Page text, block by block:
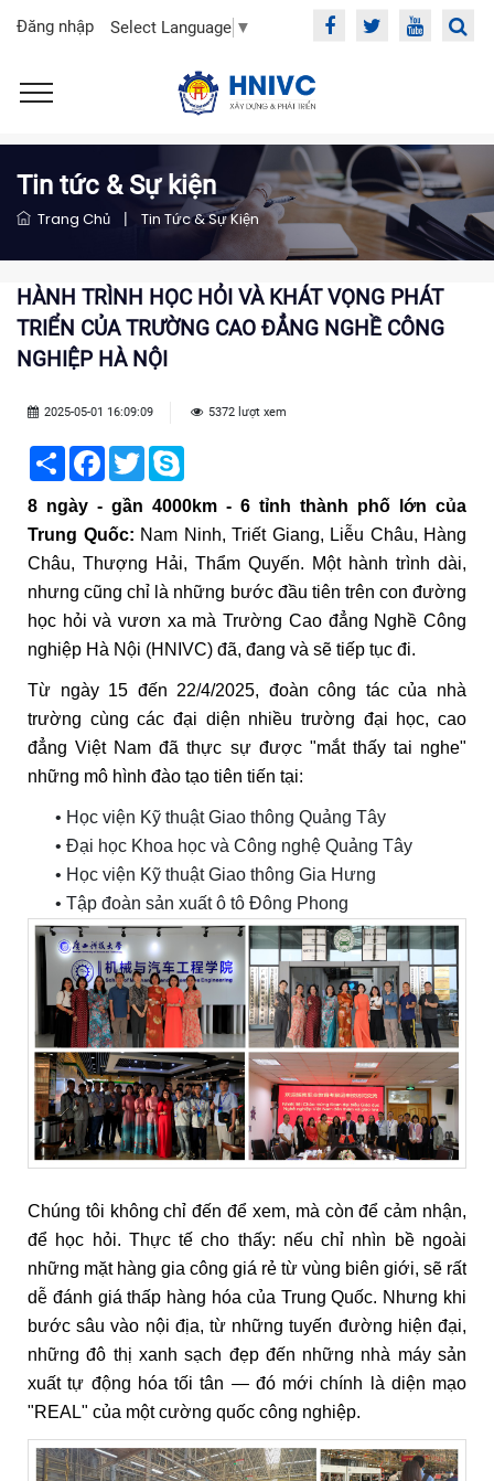
Đăng nhập Select Language ▼
Tin tức & Sự kiện
Trang Chủ | Tin Tức & Sự Kiện
HÀNH TRÌNH HỌC HỎI VÀ KHÁT VỌNG PHÁT
TRIỂN CỦA TRƯỜNG CAO ĐẲNG NGHỀ CÔNG
NGHIỆP HÀ NỘI
2025-05-01 16:09:09 5372 lượt xem
Share Facebook
Twitter
8 ngày - gần 4000km - 6 tỉnh thành phố lớn của
Trung Quốc: Nam Ninh, Triết Giang, Liễu Châu, Hàng
Châu, Thượng Hải, Thẩm Quyến. Một hành trình dài,
nhưng cũng chỉ là những bước đầu tiên trên con đường
học hỏi và vươn xa mà Trường Cao đẳng Nghề Công
nghiệp Hà Nội (HNIVC) đã, đang và sẽ tiếp tục đi.
Từ ngày 15 đến 22/4/2025, đoàn công tác của nhà
trường cùng các đại diện nhiều trường đại học, cao
đẳng Việt Nam đã thực sự được "mắt thấy tai nghe"
những mô hình đào tạo tiên tiến tại:
• Học viện Kỹ thuật Giao thông Quảng Tây
• Đại học Khoa học và Công nghệ Quảng Tây
• Học viện Kỹ thuật Giao thông Gia Hưng
• Tập đoàn sản xuất ô tô Đông Phong
Chúng tôi không chỉ đến để xem, mà còn để cảm nhận,
để học hỏi. Thực tế cho thấy: nếu chỉ nhìn bề ngoài
những mặt hàng gia công giá rẻ từ vùng biên giới, sẽ rất
dễ đánh giá thấp hàng hóa của Trung Quốc. Nhưng khi
bước sâu vào nội địa, từ những tuyến đường hiện đại,
những đô thị xanh sạch đẹp đến những nhà máy sản
xuất tự động hóa tối tân — đó mới chính là diện mạo
"REAL" của một cường quốc công nghiệp.